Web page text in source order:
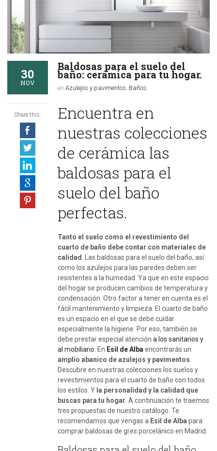
30
NOV
Share this:
Baldosas para el suelo del
baño: cerámica para tu hogar.
en Azulejos y pavimentos Baños
Encuentra en
nuestras colecciones
de cerámica las
baldosas para el
suelo del baño
perfectas.
Tanto el suelo como el revestimiento del
cuarto de baño debe contar con materiales de
calidad
. Las baldosas para el suelo del baño, así
como los azulejos para las paredes deben ser
resistentes a la humedad. Ya que en este espacio
del hogar se producen cambios de temperatura y
condensación. Otro factor a tener en cuenta es el
fácil mantenimiento y limpieza. El cuarto de baño
es un espacio en el que se debe cuidar
especialmente la higiene. Por eso, también se
debe prestar especial atención a los sanitarios y
al mobiliario. En Esil de Alba encontrarás un
amplio abanico de azulejos y pavimentos
Descubre en nuestras colecciones los suelos y
revestimientos para el cuarto de baño con todos
los estilos. Y la personalidad y la calidad que
buscas para tu hogar . A continuación te traemos
tres propuestas de nuestro catálogo. Te
recomendamos que vengas a Esil de Alba para
comprar baldosas de gres porcelánico en Madrid.